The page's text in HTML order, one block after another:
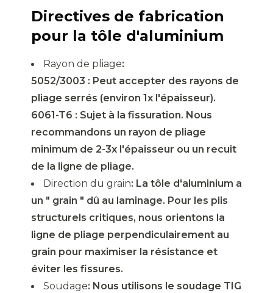
Directives de fabrication
pour la tôle d'aluminium
Rayon de pliage:
5052/3003 : Peut accepter des rayons de
pliage serrés (environ 1x l'épaisseur).
6061-T6 : Sujet à la fissuration. Nous
recommandons un rayon de pliage
minimum de 2-3x l'épaisseur ou un recuit
de la ligne de pliage.
Direction du grain: La tôle d'aluminium a
un " grain " dû au laminage. Pour les plis
structurels critiques, nous orientons la
ligne de pliage perpendiculairement au
grain pour maximiser la résistance et
éviter les fissures.
Soudage: Nous utilisons le soudage TIG